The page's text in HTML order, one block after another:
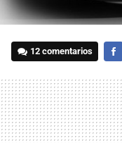
12 comentarios